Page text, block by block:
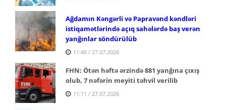
Ağdamın Kəngərli və Papravənd kəndləri
istiqamətlərində açıq sahələrdə baş verən
yanğınlar söndürülüb
11:46 / 27.07.2026
FHN: Ötən həftə ərzində 881 yanğına çıxış
olub, 7 nəfərin meyiti təhvil verilib
11:11 / 27.07.2026